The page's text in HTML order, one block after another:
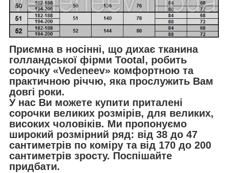
Приємна в носінні, що дихає тканина
голландської фірми Tootal, робить
сорочку «Vedeneev» комфортною та
практичною річчю, яка прослужить Вам
довгі роки.
У нас Ви можете купити приталені
сорочки великих розмірів, для великих,
високих чоловіків. Ми пропонуємо
широкий розмірний ряд: від 38 до 47
сантиметрів по коміру та від 170 до 200
сантиметрів зросту. Поспішайте
придбати.